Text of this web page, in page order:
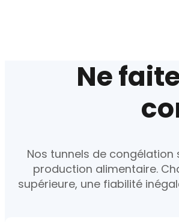
Ne
Nos tunnels de
production alimentaire.
supérieure, une fiabilité